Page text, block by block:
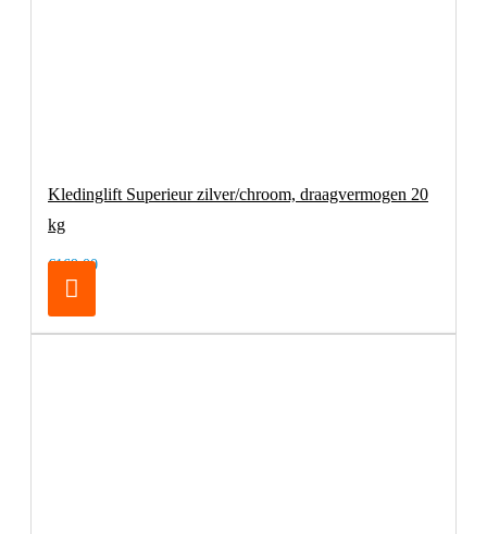
Kledinglift Superieur zilver/chroom, draagvermogen 20
kg
€169,00